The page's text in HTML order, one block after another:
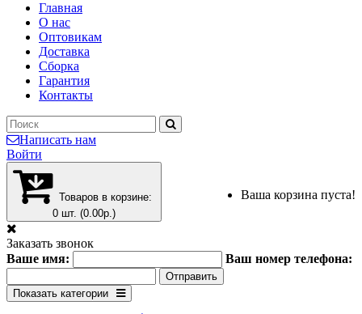
Главная
О нас
Оптовикам
Доставка
Сборка
Гарантия
Контакты
Написать нам
Войти
Товаров в корзине:
0 шт. (0.00р.)
Ваша корзина пуста!
Заказать звонок
Ваше имя:
Ваш номер телефона:
Показать категории